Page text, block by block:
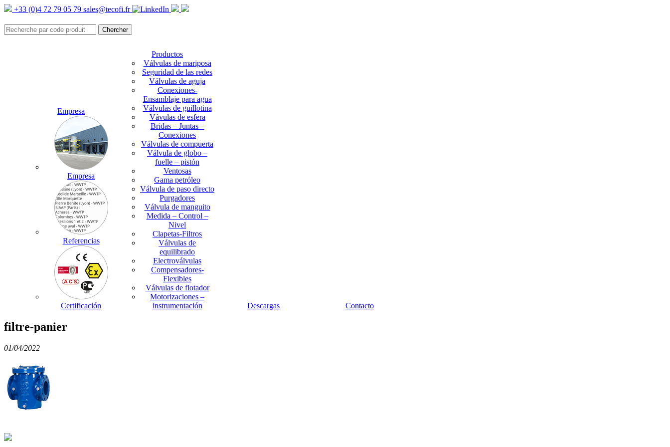
+33 (0)4 72 79 05 79 sales@tecofi.fr
Empresa
Empresa
Referencias
Certificación
Productos
Válvulas de mariposa
Seguridad de las redes
Válvulas de aguja
Conexiones-
Ensamblaje para agua
Válvulas de guillotina
Vávulas de esfera
Bridas – Juntas –
Conexiones
Válvulas de compuerta
Válvula de globo –
fuelle – pistón
Ventosas
Gama petróleo
Válvula de paso directo
Purgadores
Válvula de manguito
Medida – Control –
Nivel
Clapetas-Filtros
Válvulas de
equilibrado
Electroválvulas
Compensadores-
Flexibles
Válvulas de flotador
Motorizaciones –
instrumentación
Descargas Contacto
filtre-panier
01/04/2022